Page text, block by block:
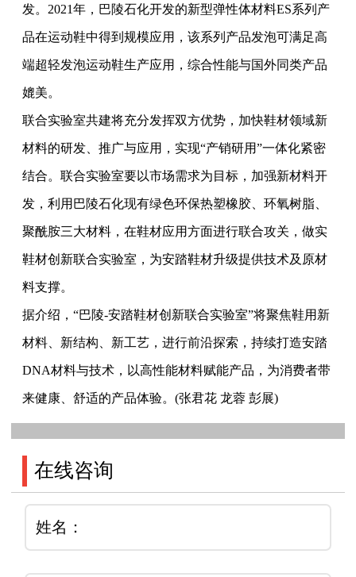
发。2021年，巴陵石化开发的新型弹性体材料ES系列产
品在运动鞋中得到规模应用，该系列产品发泡可满足高
端超轻发泡运动鞋生产应用，综合性能与国外同类产品
媲美。
联合实验室共建将充分发挥双方优势，加快鞋材领域新
材料的研发、推广与应用，实现“产销研用”一体化紧密
结合。联合实验室要以市场需求为目标，加强新材料开
发，利用巴陵石化现有绿色环保热塑橡胶、环氧树脂、
聚酰胺三大材料，在鞋材应用方面进行联合攻关，做实
鞋材创新联合实验室，为安踏鞋材升级提供技术及原材
料支撑。
据介绍，“巴陵-安踏鞋材创新联合实验室”将聚焦鞋用新
材料、新结构、新工艺，进行前沿探索，持续打造安踏
DNA材料与技术，以高性能材料赋能产品，为消费者带
来健康、舒适的产品体验。(张君花 龙蓉 彭展)
在线咨询
姓名：